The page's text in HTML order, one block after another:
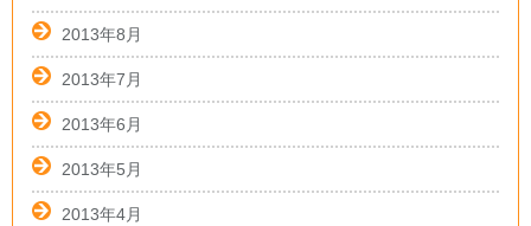
2013年8月
2013年7月
2013年6月
2013年5月
2013年4月